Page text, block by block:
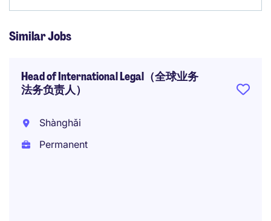
Similar Jobs
Head of International Legal（全球业务
法务负责人）
Shànghǎi
Permanent